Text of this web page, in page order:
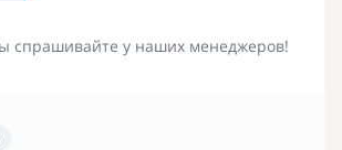
спрашивайте у наших менеджеров!